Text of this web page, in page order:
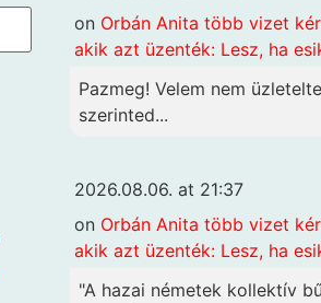
on Orbán Anita több vizet
akik azt üzenték: Lesz, ha
Pazmeg! Velem nem
szerinted...
2026.08.06. at 21:37
on Orbán Anita több vizet
akik azt üzenték: Lesz, ha
"A hazai németek kollektív